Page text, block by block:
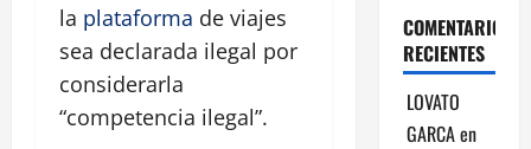
la plataforma de viajes
sea declarada ilegal por
considerarla
“competencia ilegal”.
COMENTARIOS
RECIENTES
LOVATO
GARCAen